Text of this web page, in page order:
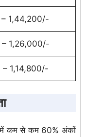
1,44,200/-
1,26,000/-
1,14,800/-
में कम से कम 60% अंकों